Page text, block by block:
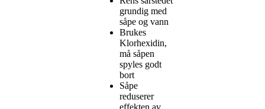
grundig med
såpe og vann
Brukes
Klorhexidin,
må såpen
spyles godt
bort
Såpe
reduserer
effekten av